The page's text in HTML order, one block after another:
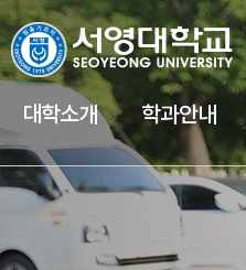
대학소개 학과안내